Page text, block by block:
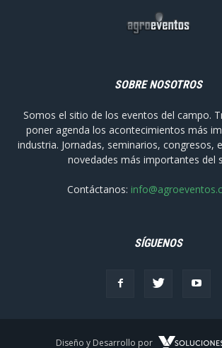
SOBRE NOSOTROS
Somos el sitio de los eventos del campo.
poner agenda los acontecimientos más
industria. Jornadas, seminarios, congresos,
novedades más importantes del
Contáctanos:
SÍGUENOS
Diseño y Desarrollo por